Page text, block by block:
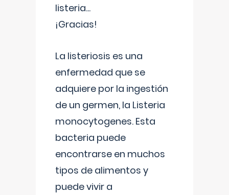
listeria...
¡Gracias!
La listeriosis es una
enfermedad que se
adquiere por la ingestión
de un germen, la Listeria
monocytogenes. Esta
bacteria puede
encontrarse en muchos
tipos de alimentos y
puede vivir a